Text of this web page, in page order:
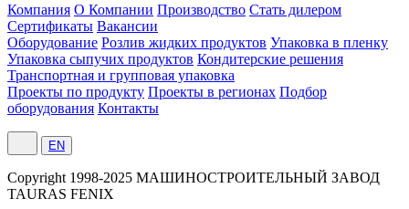
Компания О Компании Производство Стать дилером
Сертификаты Вакансии
Оборудование Розлив жидких продуктов Упаковка в пленку
Упаковка сыпучих продуктов Кондитерские решения
Транспортная и групповая упаковка
Проекты по продукту Проекты в регионах Подбор
оборудования Контакты
EN
Сopyright 1998-2025 МАШИНОСТРОИТЕЛЬНЫЙ ЗАВОД
TAURAS FENIX